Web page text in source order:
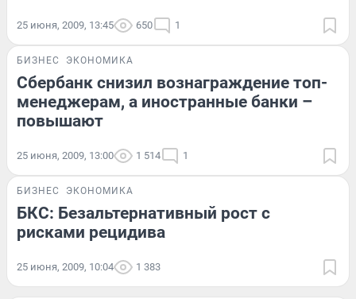
25 июня, 2009, 13:45 650 1
БИЗНЕС ЭКОНОМИКА
Сбербанк снизил вознаграждение топ-
менеджерам, а иностранные банки –
повышают
25 июня, 2009, 13:00 1 514 1
БИЗНЕС ЭКОНОМИКА
БКС: Безальтернативный рост с
рисками рецидива
25 июня, 2009, 10:04 1 383